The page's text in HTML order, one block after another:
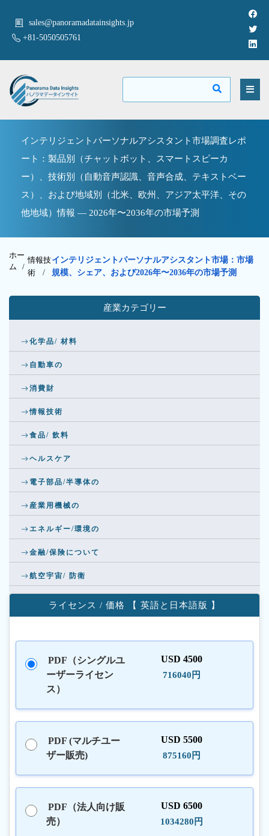
sales@panoramadatainsights.jp
+81-5050505761
インテリジェントパーソナルアシスタント市場調査レポ
ート：製品別（チャットボット、スマートスピーカ
ー）、技術別（自動音声認識、音声合成、テキストベー
ス）、および地域別（北米、欧州、アジア太平洋、その
他地域）情報 — 2026年〜2036年の市場予測
ホー
ム /
情報技
術/
インテリジェントパーソナルアシスタント市場：市場
規模、シェア、および2026年〜2036年の市場予測
産業カテゴリー
化学品/ 材料
自動車の
消費財
情報技術
食品/ 飲料
ヘルスケア
電子部品/半導体の
産業用機械の
エネルギー/環境の
金融/保険について
航空宇宙/ 防衛
ライセンス / 価格 【 英語と日本語版 】
PDF（シングルユ
ーザーライセン
ス）
USD 4500
716040円
PDF (マルチユー
ザー販売)
USD 5500
875160円
PDF（法人向け販
売）
USD 6500
1034280円